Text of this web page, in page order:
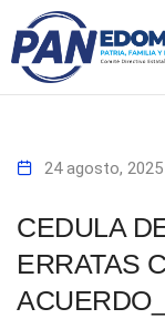
24 agosto, 2025
CEDULA
ERRATAS